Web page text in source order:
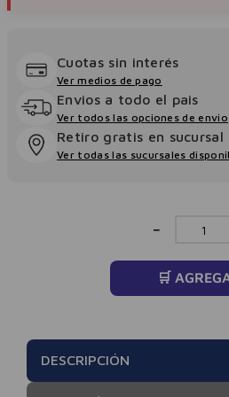
Cuotas sin interés
Ver medios de pago
Envios a todo el pais
Ver todos las opciones de envio
Retiro gratis en sucursal
Ver todas las sucursales
－
🛒
DESCRIPCIÓN